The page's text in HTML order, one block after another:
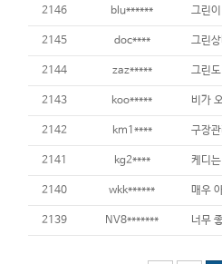
2146 blu****** 그린
2145 doc****
2144 zaz***** 그린
2143 koo*****
2142 km1**** 구장
2141 kg2****
2140 wkk******
2139 NV8*******